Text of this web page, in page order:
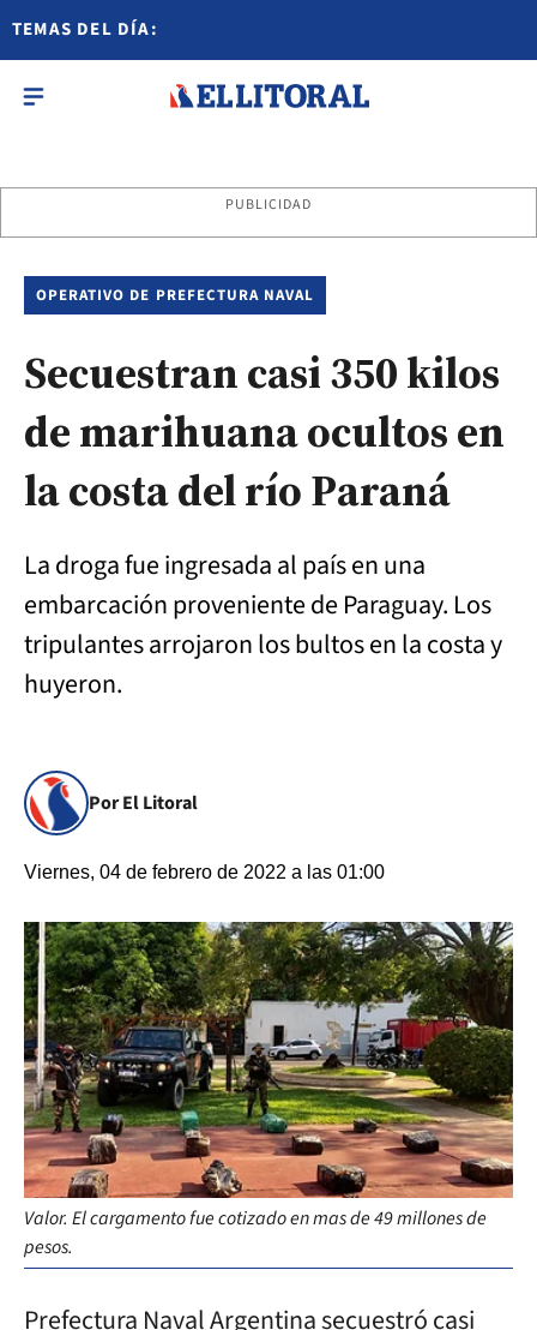
TEMAS DEL DÍA:
PUBLICIDAD
OPERATIVO DE PREFECTURA NAVAL
Secuestran casi 350 kilos
de marihuana ocultos en
la costa del río Paraná
La droga fue ingresada al país en una
embarcación proveniente de Paraguay. Los
tripulantes arrojaron los bultos en la costa y
huyeron.
Por El Litoral
Viernes, 04 de febrero de 2022 a las 01:00
Valor. El cargamento fue cotizado en mas de 49 millones de
pesos.
Prefectura Naval Argentina secuestró casi